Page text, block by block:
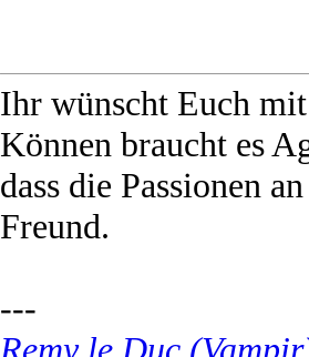
Ihr wünscht Euch
Können braucht es
dass die Passionen
Freund.
---